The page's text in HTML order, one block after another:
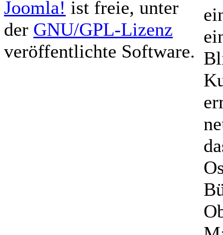
Joomla! ist freie, unter
der GNU/GPL-Lizenz
veröffentlichte Software.